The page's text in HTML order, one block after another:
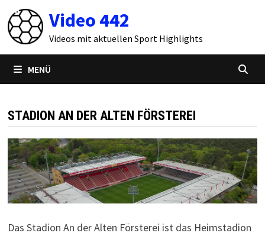
Zum
Inhalt
springen
Video 442
Videos mit aktuellen Sport Highlights
MENÜ
STADION AN DER ALTEN FÖRSTEREI
Das Stadion An der Alten Försterei ist das Heimstadion